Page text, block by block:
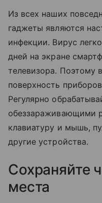
Из всех наших
гаджеты являются
инфекции. Вирус
дней на экране
телевизора. Поэтому
поверхность
Регулярно
обеззараживающими
клавиатуру и мышь,
другие устройства.
Сохраняйте
места